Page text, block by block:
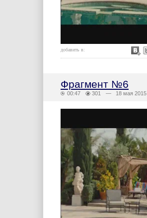
добавить в:
Фрагмент №6
00:47 301 — 18 мая 2015